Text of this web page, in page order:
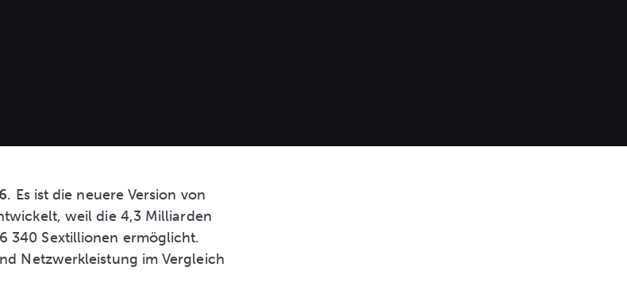
6. Es ist die neuere Version von
weil die 4,3 Milliarden
340 Sextillionen ermöglicht.
Netzwerkleistung im Vergleich